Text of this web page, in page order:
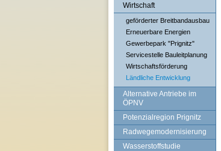
Wirtschaft
geförderter Breitbandausbau
Erneuerbare Energien
Gewerbepark "Prignitz"
Servicestelle Bauleitplanung
Wirtschaftsförderung
Ländliche Entwicklung
Alternative Antriebe im
ÖPNV
Potenzialregion Prignitz
Radwegemodernisierung
Wasserstoffstudie